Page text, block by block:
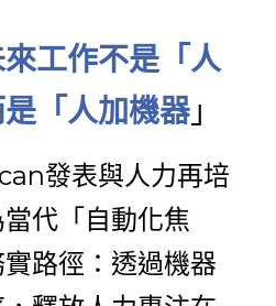
工作不是「人
「人加機器 」
發表與人力再培
代「自動化焦
路徑：透過機器